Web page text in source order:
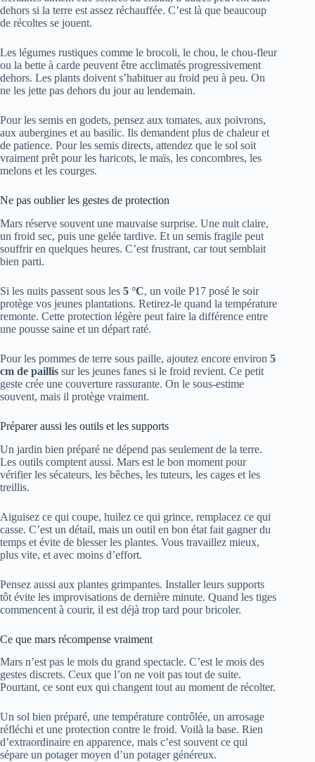
dehors si la terre est assez réchauffée. C’est là que beaucoup
de récoltes se jouent.
Les légumes rustiques comme le brocoli, le chou, le chou-fleur
ou la bette à carde peuvent être acclimatés progressivement
dehors. Les plants doivent s’habituer au froid peu à peu. On
ne les jette pas dehors du jour au lendemain.
Pour les semis en godets, pensez aux tomates, aux poivrons,
aux aubergines et au basilic. Ils demandent plus de chaleur et
de patience. Pour les semis directs, attendez que le sol soit
vraiment prêt pour les haricots, le maïs, les concombres, les
melons et les courges.
Ne pas oublier les gestes de protection
Mars réserve souvent une mauvaise surprise. Une nuit claire,
un froid sec, puis une gelée tardive. Et un semis fragile peut
souffrir en quelques heures. C’est frustrant, car tout semblait
bien parti.
Si les nuits passent sous les 5 °C, un voile P17 posé le soir
protège vos jeunes plantations. Retirez-le quand la température
remonte. Cette protection légère peut faire la différence entre
une pousse saine et un départ raté.
Pour les pommes de terre sous paille, ajoutez encore environ 5
cm de paillis sur les jeunes fanes si le froid revient. Ce petit
geste crée une couverture rassurante. On le sous-estime
souvent, mais il protège vraiment.
Préparer aussi les outils et les supports
Un jardin bien préparé ne dépend pas seulement de la terre.
Les outils comptent aussi. Mars est le bon moment pour
vérifier les sécateurs, les bêches, les tuteurs, les cages et les
treillis.
Aiguisez ce qui coupe, huilez ce qui grince, remplacez ce qui
casse. C’est un détail, mais un outil en bon état fait gagner du
temps et évite de blesser les plantes. Vous travaillez mieux,
plus vite, et avec moins d’effort.
Pensez aussi aux plantes grimpantes. Installer leurs supports
tôt évite les improvisations de dernière minute. Quand les tiges
commencent à courir, il est déjà trop tard pour bricoler.
Ce que mars récompense vraiment
Mars n’est pas le mois du grand spectacle. C’est le mois des
gestes discrets. Ceux que l’on ne voit pas tout de suite.
Pourtant, ce sont eux qui changent tout au moment de récolter.
Un sol bien préparé, une température contrôlée, un arrosage
réfléchi et une protection contre le froid. Voilà la base. Rien
d’extraordinaire en apparence, mais c’est souvent ce qui
sépare un potager moyen d’un potager généreux.